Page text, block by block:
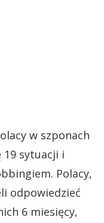
w szponach
sytuacji i
Polacy,
odpowiedzieć
6 miesięcy,